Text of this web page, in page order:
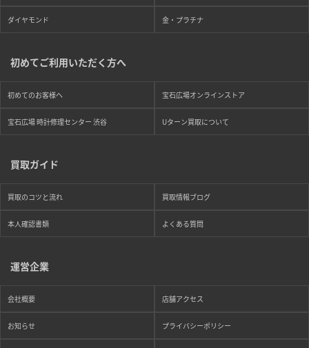
ダイヤモンド 金・プラチナ
初めてご利用いただく方へ
初めてのお客様へ 宝石広場オンラインストア
宝石広場 時計修理センター 渋谷 Uターン買取について
買取ガイド
買取のコツと流れ 買取情報ブログ
本人確認書類 よくある質問
運営企業
会社概要 店舗アクセス
お知らせ プライバシーポリシー